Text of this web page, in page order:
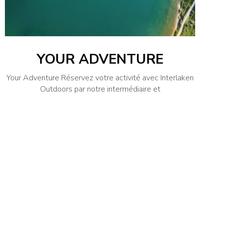
YOUR ADVENTURE
Your Adventure Réservez votre activité avec Interlaken
Outdoors par notre intermédiaire et